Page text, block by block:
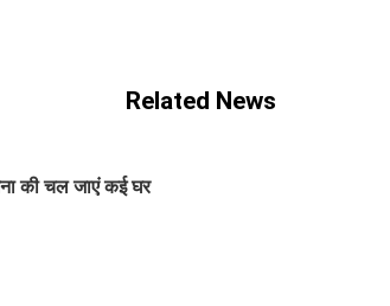
Related News
की चल जाएं कई घर